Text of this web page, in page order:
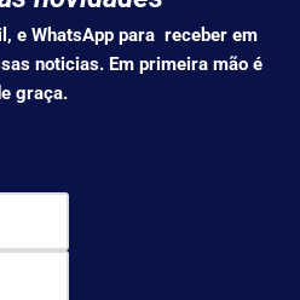
e WhatsApp para receber em
noticias. Em primeira mão é
graça.